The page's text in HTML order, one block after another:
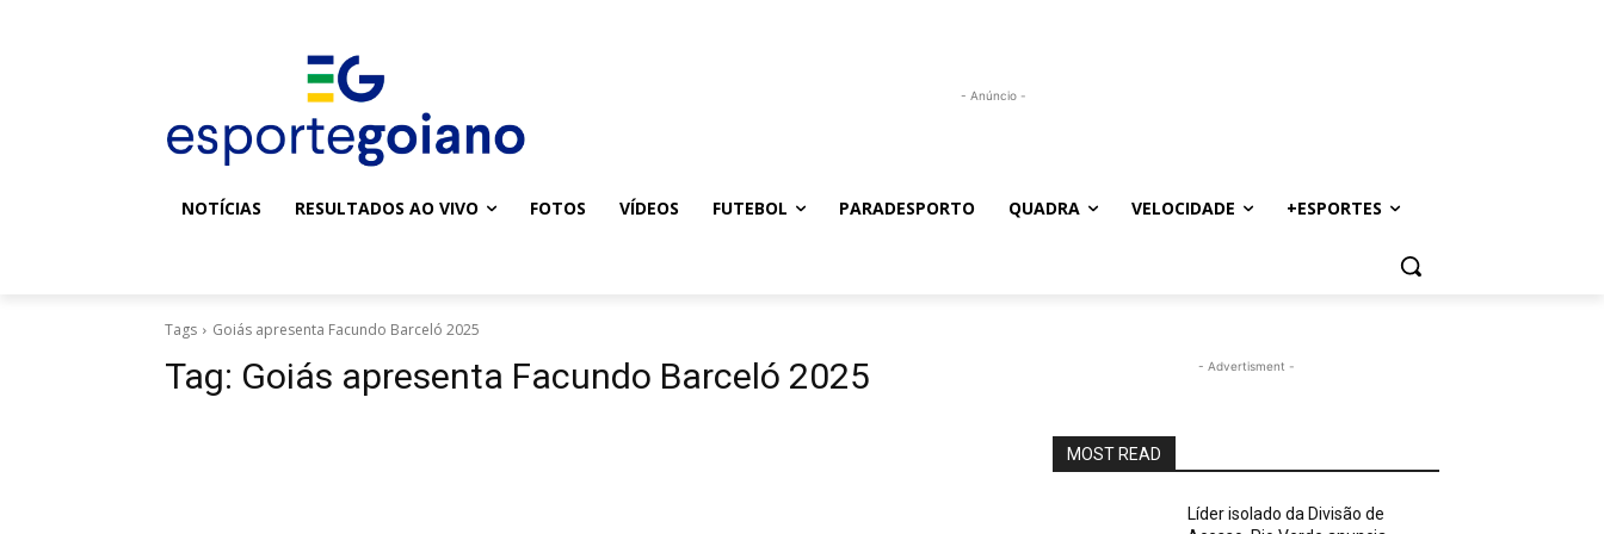
- Anúncio -
NOTÍCIAS RESULTADOS AO VIVO FOTOS VÍDEOS FUTEBOL PARADESPORTO QUADRA VELOCIDADE +ESPORTES
Tags Goiás apresenta Facundo Barceló 2025
Tag: Goiás apresenta Facundo Barceló 2025 - Advertisment -
MOST READ
Líder isolado da Divisão de